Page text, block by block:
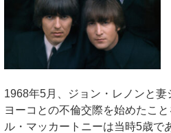
1968年5月、ジョン・レノンと妻
ヨーコとの不倫交際を始めたこ
ル・マッカートニーは当時5歳で